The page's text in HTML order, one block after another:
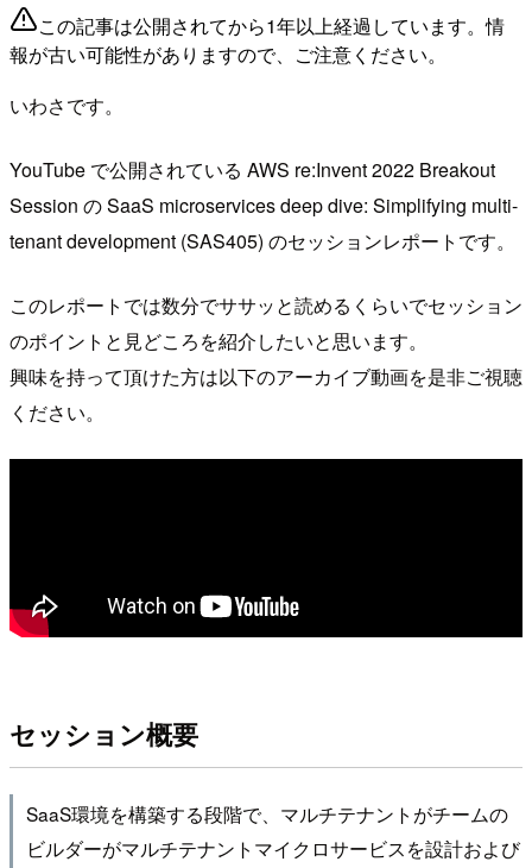
この記事は公開されてから1年以上経過しています。情
報が古い可能性がありますので、ご注意ください。
いわさです。
YouTube で公開されている AWS re:Invent 2022 Breakout
Session の SaaS microservices deep dive: Simplifying multi-
tenant development (SAS405) のセッションレポートです。
このレポートでは数分でササッと読めるくらいでセッション
のポイントと見どころを紹介したいと思います。
興味を持って頂けた方は以下のアーカイブ動画を是非ご視聴
ください。
セッション概要
SaaS環境を構築する段階で、マルチテナントがチームの
ビルダーがマルチテナントマイクロサービスを設計および